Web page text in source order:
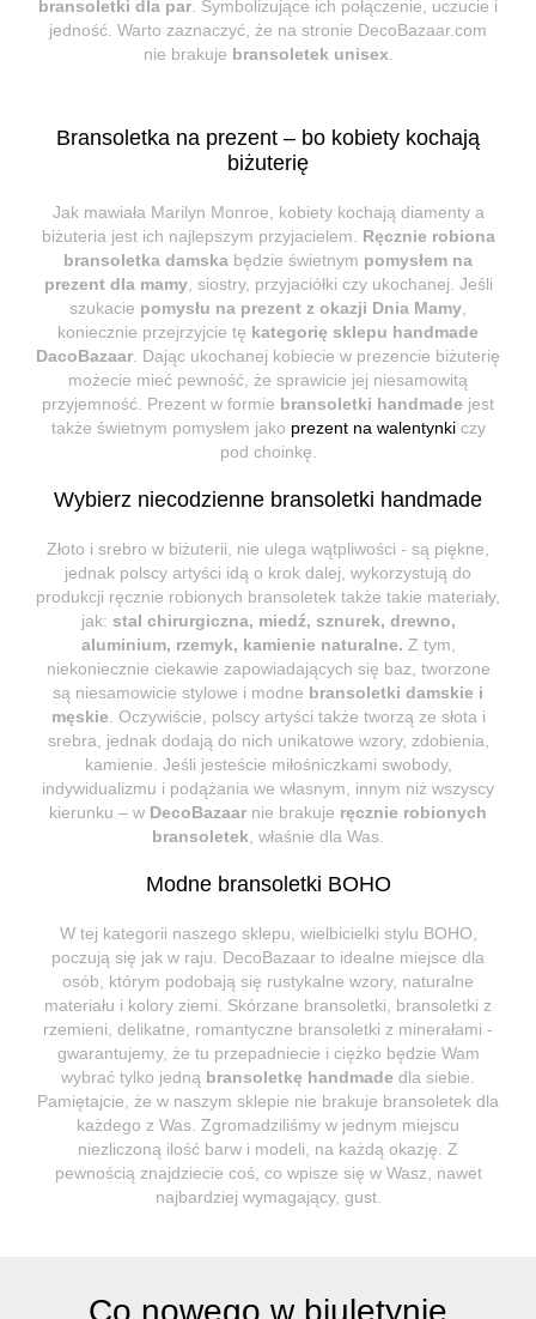
bransoletki dla par . Symbolizujące ich połączenie, uczucie i
jedność. Warto zaznaczyć, że na stronie DecoBazaar.com
nie brakuje bransoletek unisex
Bransoletka na prezent – bo kobiety kochają
biżuterię
Jak mawiała Marilyn Monroe, kobiety kochają diamenty a
biżuteria jest ich najlepszym przyjacielem. Ręcznie robiona
bransoletka damska będzie świetnym pomysłem na
prezent dla mamy, siostry, przyjaciółki czy ukochanej. Jeśli
szukacie pomysłu na prezent z okazji Dnia Mamy
koniecznie przejrzyjcie tę kategorię sklepu handmade
DacoBazaar . Dając ukochanej kobiecie w prezencie biżuterię
możecie mieć pewność, że sprawicie jej niesamowitą
przyjemność. Prezent w formie bransoletki handmade jest
także świetnym pomysłem jako prezent na walentynkiczy
pod choinkę.
Wybierz niecodzienne bransoletki handmade
Złoto i srebro w biżuterii, nie ulega wątpliwości - są piękne,
jednak polscy artyści idą o krok dalej, wykorzystują do
produkcji ręcznie robionych bransoletek także takie materiały,
jak: stal chirurgiczna, miedź, sznurek, drewno,
aluminium, rzemyk, kamienie naturalne. Z tym,
niekoniecznie ciekawie zapowiadających się baz, tworzone
są niesamowicie stylowe i modne bransoletki damskie i
męskie . Oczywiście, polscy artyści także tworzą ze słota i
srebra, jednak dodają do nich unikatowe wzory, zdobienia,
kamienie. Jeśli jesteście miłośniczkami swobody,
indywidualizmu i podążania we własnym, innym niż wszyscy
kierunku – w DecoBazaar nie brakuje ręcznie robionych
bransoletek , właśnie dla Was.
Modne bransoletki BOHO
W tej kategorii naszego sklepu, wielbicielki stylu BOHO,
poczują się jak w raju. DecoBazaar to idealne miejsce dla
osób, którym podobają się rustykalne wzory, naturalne
materiału i kolory ziemi. Skórzane bransoletki, bransoletki z
rzemieni, delikatne, romantyczne bransoletki z minerałami -
gwarantujemy, że tu przepadniecie i ciężko będzie Wam
wybrać tylko jedną bransoletkę handmade dla siebie.
Pamiętajcie, że w naszym sklepie nie brakuje bransoletek dla
każdego z Was. Zgromadziliśmy w jednym miejscu
niezliczoną ilość barw i modeli, na każdą okazję. Z
pewnością znajdziecie coś, co wpisze się w Wasz, nawet
najbardziej wymagający, gust.
Co nowego w biuletynie